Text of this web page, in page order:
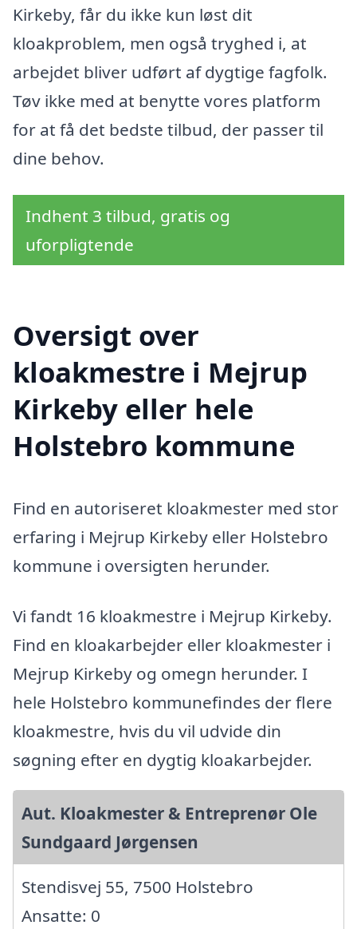
Kirkeby, får du ikke kun løst dit
kloakproblem, men også tryghed i, at
arbejdet bliver udført af dygtige fagfolk.
Tøv ikke med at benytte vores platform
for at få det bedste tilbud, der passer til
dine behov.
Indhent 3 tilbud, gratis og
uforpligtende
Oversigt over
kloakmestre i Mejrup
Kirkeby eller hele
Holstebro kommune
Find en autoriseret kloakmester med stor
erfaring i Mejrup Kirkeby eller Holstebro
kommune i oversigten herunder.
Vi fandt 16 kloakmestre i Mejrup Kirkeby.
Find en kloakarbejder eller kloakmester i
Mejrup Kirkeby og omegn herunder. I
hele Holstebro kommunefindes der flere
kloakmestre, hvis du vil udvide din
søgning efter en dygtig kloakarbejder.
Aut. Kloakmester & Entreprenør Ole
Sundgaard Jørgensen
Stendisvej 55, 7500 Holstebro
Ansatte: 0